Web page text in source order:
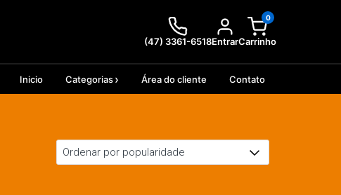
(47) 3361-6518Entrar
0
Carrinho
Inicio Categorias Área do cliente Contato